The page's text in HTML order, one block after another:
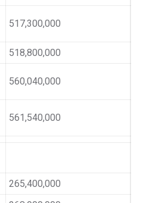
517,300,000
518,800,000
560,040,000
561,540,000
265,400,000